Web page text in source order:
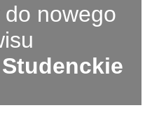
nowego